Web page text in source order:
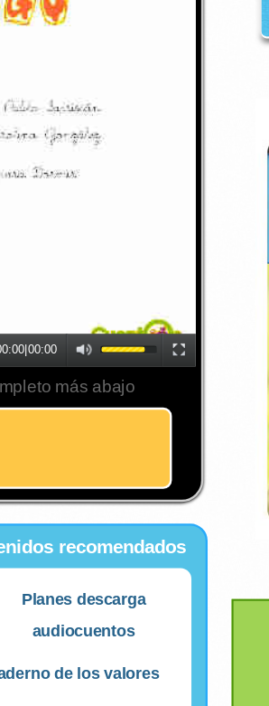
|00:00
más abajo
recomendados
Planes descarga
audiocuentos
de los valores